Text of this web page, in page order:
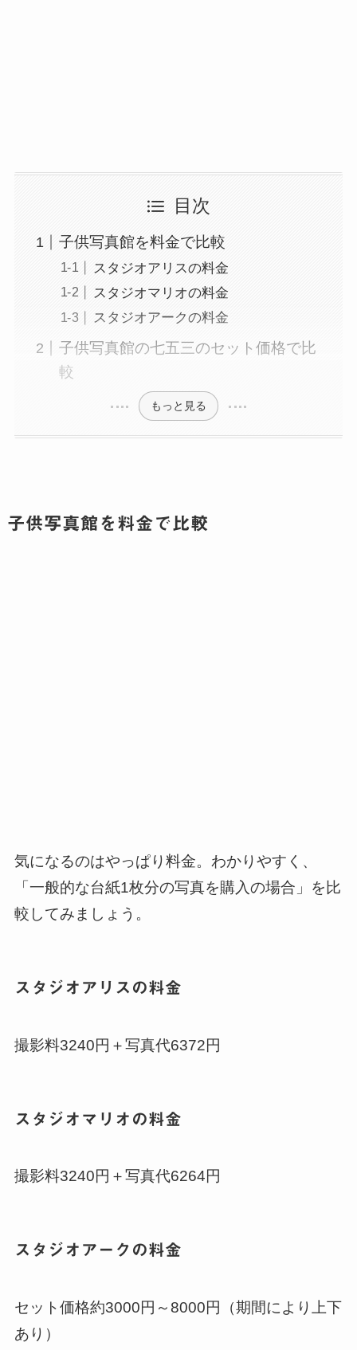
目次
子供写真館を料金で比較
スタジオアリスの料金
スタジオマリオの料金
スタジオアークの料金
子供写真館の七五三のセット価格で比
較
もっと見る
子供写真館を料金で比較
気になるのはやっぱり料金。わかりやすく、
「一般的な台紙1枚分の写真を購入の場合」を比
較してみましょう。
スタジオアリスの料金
撮影料3240円＋写真代6372円
スタジオマリオの料金
撮影料3240円＋写真代6264円
スタジオアークの料金
セット価格約3000円～8000円（期間により上下
あり）